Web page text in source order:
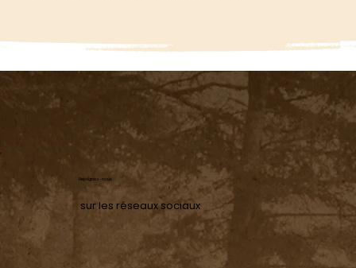
Rejoignez-nous
sur les réseaux sociaux